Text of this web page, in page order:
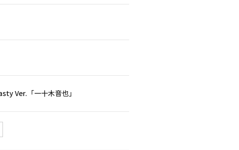
Ver.「一十木音也」